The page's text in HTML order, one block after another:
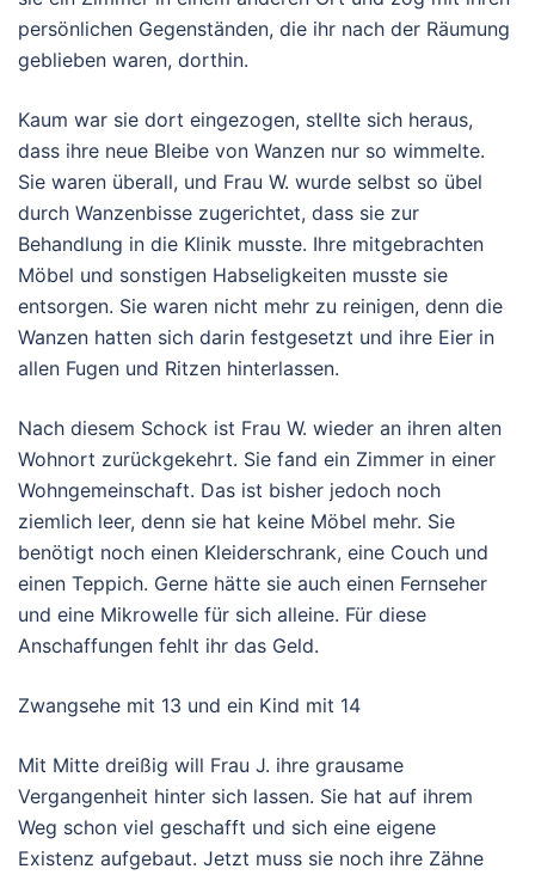
persönlichen Gegenständen, die ihr nach der Räumung
geblieben waren, dorthin.
Kaum war sie dort eingezogen, stellte sich heraus,
dass ihre neue Bleibe von Wanzen nur so wimmelte.
Sie waren überall, und Frau W. wurde selbst so übel
durch Wanzenbisse zugerichtet, dass sie zur
Behandlung in die Klinik musste. Ihre mitgebrachten
Möbel und sonstigen Habseligkeiten musste sie
entsorgen. Sie waren nicht mehr zu reinigen, denn die
Wanzen hatten sich darin festgesetzt und ihre Eier in
allen Fugen und Ritzen hinterlassen.
Nach diesem Schock ist Frau W. wieder an ihren alten
Wohnort zurückgekehrt. Sie fand ein Zimmer in einer
Wohngemeinschaft. Das ist bisher jedoch noch
ziemlich leer, denn sie hat keine Möbel mehr. Sie
benötigt noch einen Kleiderschrank, eine Couch und
einen Teppich. Gerne hätte sie auch einen Fernseher
und eine Mikrowelle für sich alleine. Für diese
Anschaffungen fehlt ihr das Geld.
Zwangsehe mit 13 und ein Kind mit 14
Mit Mitte dreißig will Frau J. ihre grausame
Vergangenheit hinter sich lassen. Sie hat auf ihrem
Weg schon viel geschafft und sich eine eigene
Existenz aufgebaut. Jetzt muss sie noch ihre Zähne